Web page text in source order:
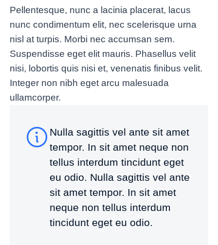
Pellentesque, nunc a lacinia placerat, lacus
nunc condimentum elit, nec scelerisque urna
nisl at turpis. Morbi nec accumsan sem.
Suspendisse eget elit mauris. Phasellus velit
nisi, lobortis quis nisi et, venenatis finibus velit.
Integer non nibh eget arcu malesuada
ullamcorper.
Nulla sagittis vel ante sit amet
tempor. In sit amet neque non
tellus interdum tincidunt eget
eu odio. Nulla sagittis vel ante
sit amet tempor. In sit amet
neque non tellus interdum
tincidunt eget eu odio.